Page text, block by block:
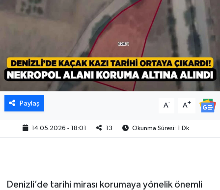
Paylaş A- A+
14.05.2026 - 18:01 13 Okunma Süresi: 1 Dk
Denizli’de tarihi mirası korumaya yönelik önemli